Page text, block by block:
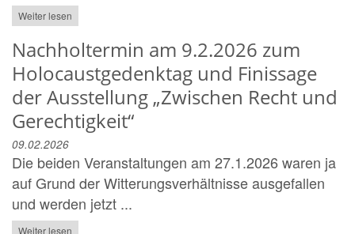
Weiter lesen
Nachholtermin am 9.2.2026 zum
Holocaustgedenktag und Finissage
der Ausstellung „Zwischen Recht und
Gerechtigkeit“
09.02.2026
Die beiden Veranstaltungen am 27.1.2026 waren ja
auf Grund der Witterungsverhältnisse ausgefallen
und werden jetzt ...
Weiter lesen